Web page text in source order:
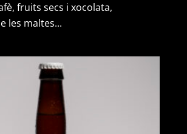
fruits secs i xocolata,
les maltes...